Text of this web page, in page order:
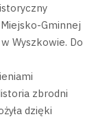
Gminnej
Wyszkowie. Do
zbrodni
dzięki